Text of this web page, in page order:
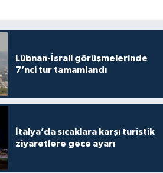
Lübnan-İsrail görüşmelerinde
7’nci tur tamamlandı
İtalya’da sıcaklara karşı turistik
ziyaretlere gece ayarı